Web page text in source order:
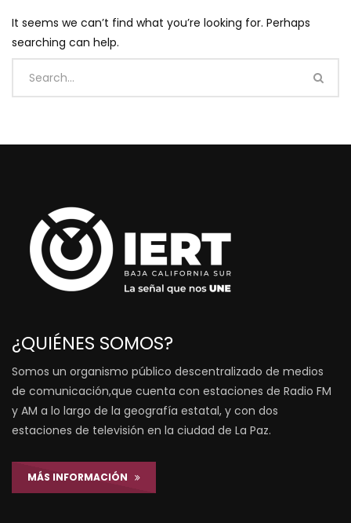
It seems we can’t find what you’re looking for. Perhaps
searching can help.
¿QUIÉNES SOMOS?
Somos un organismo público descentralizado de medios
de comunicación,que cuenta con estaciones de Radio FM
y AM a lo largo de la geografía estatal, y con dos
estaciones de televisión en la ciudad de La Paz.
MÁS INFORMACIÓN